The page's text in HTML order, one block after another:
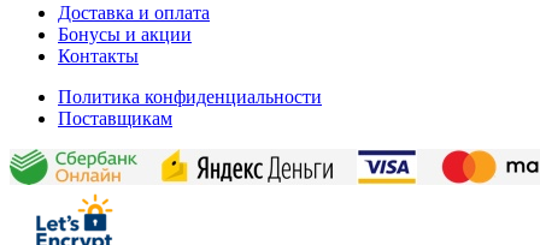
Доставка и оплата
Бонусы и акции
Контакты
Политика конфиденциальности
Поставщикам